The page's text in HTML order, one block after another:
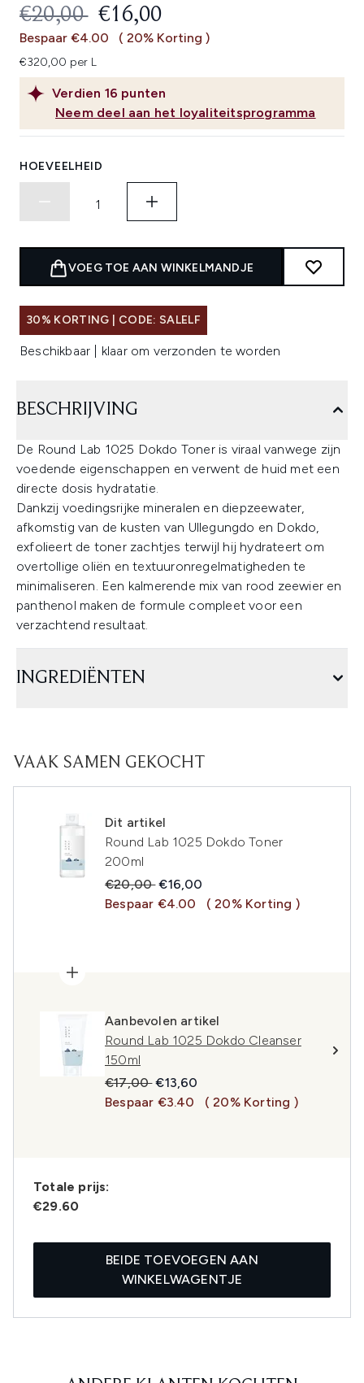
Dezelfde
paginalink.
Verdien 16 punten
Neem deel aan het loyaliteitsprogramma
RECOMMENDED RETAIL PRICE:
€20,00 HUIDIGE PRIJS:
€16,00
Bespaar €4.00 ( 20% Korting )
€320,00 per L
HOEVEELHEID
VOEG TOE AAN WINKELMANDJE
30% KORTING | CODE: SALELF
Beschikbaar | klaar om verzonden te worden
BESCHRIJVING
De Round Lab 1025 Dokdo Toner is viraal vanwege zijn
voedende eigenschappen en verwent de huid met een
directe dosis hydratatie.
Dankzij voedingsrijke mineralen en diepzeewater,
afkomstig van de kusten van Ullegungdo en Dokdo,
exfolieert de toner zachtjes terwijl hij hydrateert om
overtollige oliën en textuuronregelmatigheden te
minimaliseren. Een kalmerende mix van rood zeewier en
panthenol maken de formule compleet voor een
verzachtend resultaat.
INGREDIËNTEN
VAAK SAMEN GEKOCHT
Dit artikel
Round Lab 1025 Dokdo Toner
200ml
Recommended Retail Price:
€20,00Huidige prijs:
€16,00
Bespaar €4.00
( 20% Korting )
Aanbevolen artikel
Round Lab 1025 Dokdo Cleanser
150ml
Recommended Retail Price:
€17,00Huidige prijs:
€13,60
Bespaar €3.40
( 20% Korting )
Totale prijs:
€29.60
BEIDE TOEVOEGEN AAN
WINKELWAGENTJE